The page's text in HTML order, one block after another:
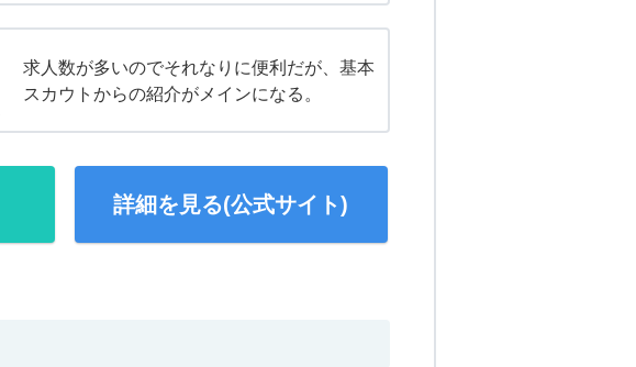
求人数が多いのでそれなりに便利だが、基本
スカウトからの紹介がメインになる。
詳細を見る(公式サイト)